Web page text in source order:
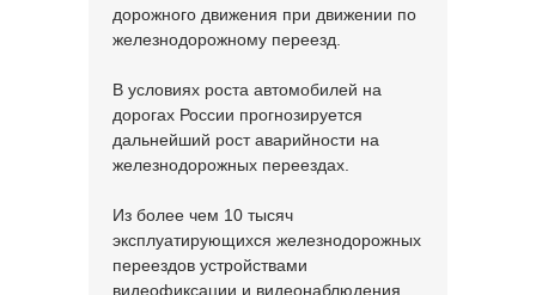
дорожного движения при движении по
железнодорожному переезд.
В условиях роста автомобилей на
дорогах России прогнозируется
дальнейший рост аварийности на
железнодорожных переездах.
Из более чем 10 тысяч
эксплуатирующихся железнодорожных
переездов устройствами
видеофиксации и видеонаблюдения